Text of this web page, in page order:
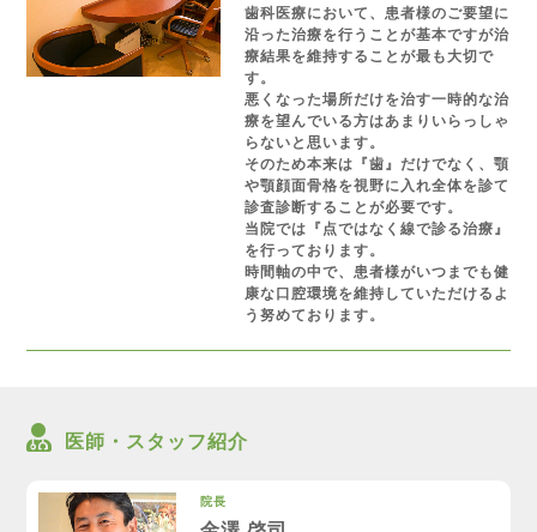
歯科医療において、患者様のご要望に
沿った治療を行うことが基本ですが治
療結果を維持することが最も大切で
す。
悪くなった場所だけを治す一時的な治
療を望んでいる方はあまりいらっしゃ
らないと思います。
そのため本来は『歯』だけでなく、顎
や顎顔面骨格を視野に入れ全体を診て
診査診断することが必要です。
当院では『点ではなく線で診る治療』
を行っております。
時間軸の中で、患者様がいつまでも健
康な口腔環境を維持していただけるよ
う努めております。
医師・スタッフ紹介
院長